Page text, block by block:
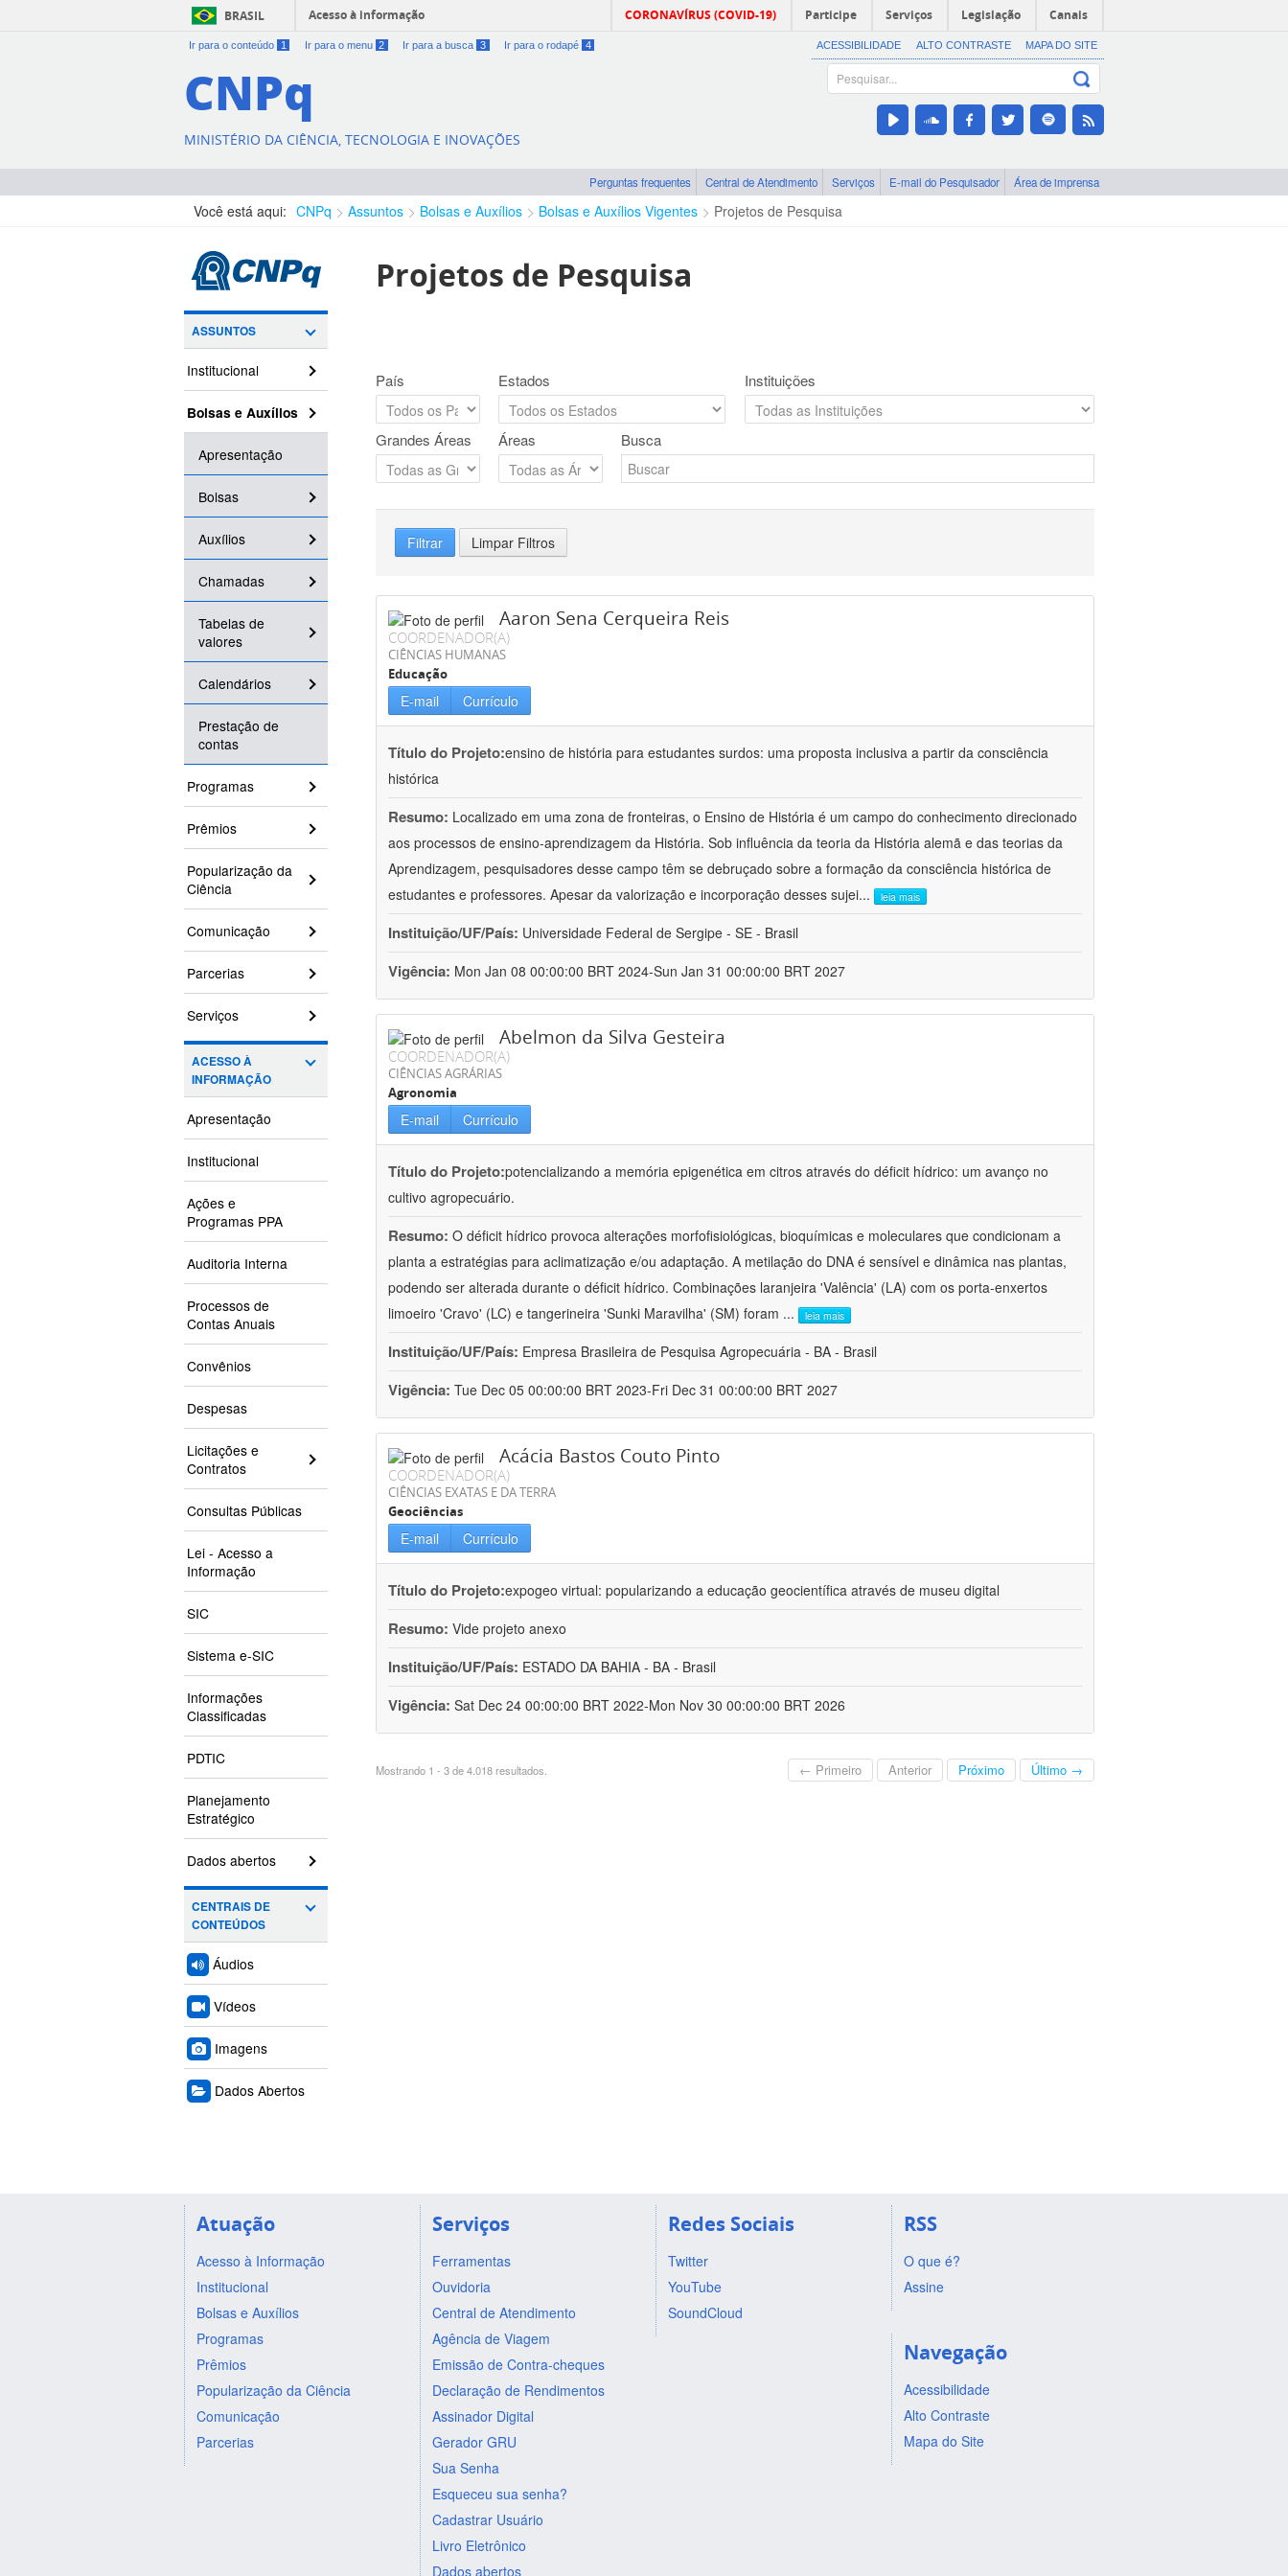
BRASIL Acesso à informação CORONAVÍRUS (COVID-19) Participe Serviços Legislação Canais
Ir para o conteúdo 1 Ir para o menu 2 Ir para a busca 3 Ir para o rodapé 4 ACESSIBILIDADE ALTO CONTRASTE MAPA DO SITE
CNPq
MINISTÉRIO DA CIÊNCIA, TECNOLOGIA E INOVAÇÕES
Perguntas frequentes Central de Atendimento Serviços E-mail do Pesquisador Área de imprensa
Você está aqui: CNPq Assuntos Bolsas e Auxílios Bolsas e Auxílios Vigentes Projetos de Pesquisa
ASSUNTOS
Institucional
Bolsas e Auxílios
Apresentação
Bolsas
Auxílios
Chamadas
Tabelas de
valores
Calendários
Prestação de
contas
Programas
Prêmios
Popularização da
Ciência
Comunicação
Parcerias
Serviços
ACESSO À
INFORMAÇÃO
Apresentação
Institucional
Ações e
Programas PPA
Auditoria Interna
Processos de
Contas Anuais
Convênios
Despesas
Licitações e
Contratos
Consultas Públicas
Lei - Acesso a
Informação
SIC
Sistema e-SIC
Informações
Classificadas
PDTIC
Planejamento
Estratégico
Dados abertos
CENTRAIS DE
CONTEÚDOS
Áudios
Vídeos
Imagens
Dados Abertos
Projetos de Pesquisa
País Estados Instituições
Grandes Áreas Áreas Busca
Filtrar Limpar Filtros
Aaron Sena Cerqueira Reis
COORDENADOR(A)
CIÊNCIAS HUMANAS
Educação
E-mail Currículo
Título do Projeto:ensino de história para estudantes surdos: uma proposta inclusiva a partir da consciência
histórica
Resumo: Localizado em uma zona de fronteiras, o Ensino de História é um campo do conhecimento direcionado
aos processos de ensino-aprendizagem da História. Sob influência da teoria da História alemã e das teorias da
Aprendizagem, pesquisadores desse campo têm se debruçado sobre a formação da consciência histórica de
estudantes e professores. Apesar da valorização e incorporação desses sujei... leia mais
Instituição/UF/País: Universidade Federal de Sergipe - SE - Brasil
Vigência: Mon Jan 08 00:00:00 BRT 2024-Sun Jan 31 00:00:00 BRT 2027
Abelmon da Silva Gesteira
COORDENADOR(A)
CIÊNCIAS AGRÁRIAS
Agronomia
E-mail Currículo
Título do Projeto:potencializando a memória epigenética em citros através do déficit hídrico: um avanço no
cultivo agropecuário.
Resumo: O déficit hídrico provoca alterações morfofisiológicas, bioquímicas e moleculares que condicionam a
planta a estratégias para aclimatização e/ou adaptação. A metilação do DNA é sensível e dinâmica nas plantas,
podendo ser alterada durante o déficit hídrico. Combinações laranjeira 'Valência' (LA) com os porta-enxertos
limoeiro 'Cravo' (LC) e tangerineira 'Sunki Maravilha' (SM) foram ... leia mais
Instituição/UF/País: Empresa Brasileira de Pesquisa Agropecuária - BA - Brasil
Vigência: Tue Dec 05 00:00:00 BRT 2023-Fri Dec 31 00:00:00 BRT 2027
Acácia Bastos Couto Pinto
COORDENADOR(A)
CIÊNCIAS EXATAS E DA TERRA
Geociências
E-mail Currículo
Título do Projeto:expogeo virtual: popularizando a educação geocientífica através de museu digital
Resumo: Vide projeto anexo
Instituição/UF/País: ESTADO DA BAHIA - BA - Brasil
Vigência: Sat Dec 24 00:00:00 BRT 2022-Mon Nov 30 00:00:00 BRT 2026
Mostrando 1 - 3 de 4.018 resultados. ← Primeiro Anterior Próximo Último →
Atuação
Acesso à Informação
Institucional
Bolsas e Auxílios
Programas
Prêmios
Popularização da Ciência
Comunicação
Parcerias
Serviços
Ferramentas
Ouvidoria
Central de Atendimento
Agência de Viagem
Emissão de Contra-cheques
Declaração de Rendimentos
Assinador Digital
Gerador GRU
Sua Senha
Esqueceu sua senha?
Cadastrar Usuário
Livro Eletrônico
Dados abertos
Redes Sociais
Twitter
YouTube
SoundCloud
RSS
O que é?
Assine
Navegação
Acessibilidade
Alto Contraste
Mapa do Site